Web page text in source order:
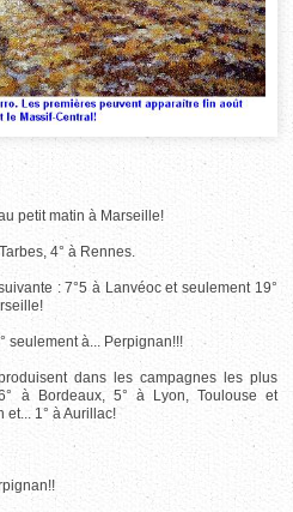
petit matin à Marseille!
4° à Rennes.
: 7°5 à Lanvéoc et seulement 19°
seulement à... Perpignan!!!
dans les campagnes les plus
à Bordeaux, 5° à Lyon, Toulouse et
et... 1° à Aurillac!